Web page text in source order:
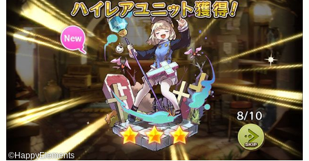
©HappyElements